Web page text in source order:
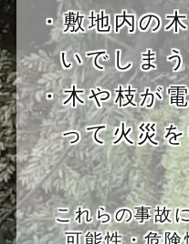
・敷地内の
いでしまう
・木や枝が
って火災
これらの事故
可能性・危